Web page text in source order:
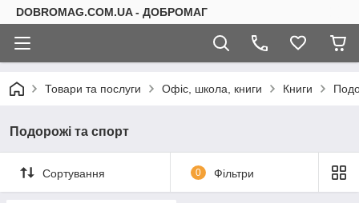
DOBROMAG.COM.UA - ДОБРОМАГ
Товари та послуги Офіс, школа, книги Книги
Подорожі та спорт
Сортування 0 Фільтри